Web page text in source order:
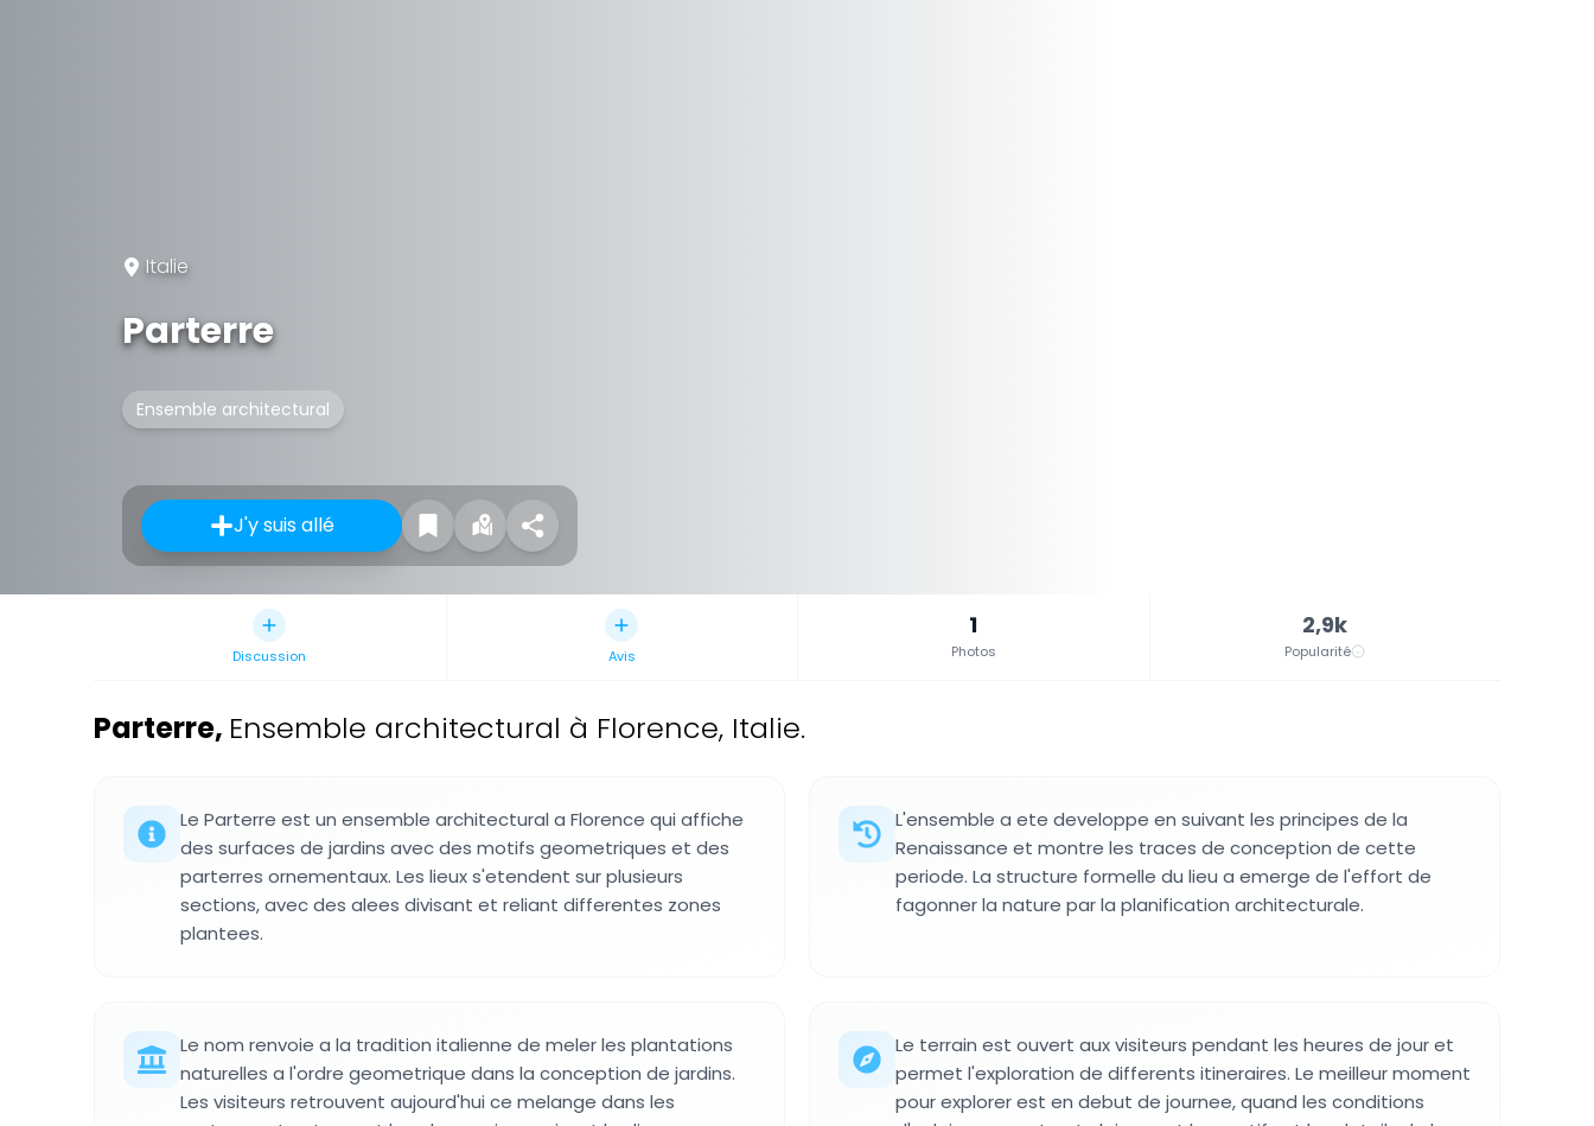
Italie
Parterre
Ensemble architectural
J'y suis allé
Discussion Avis
1
Photos
2,9k
Popularité
Parterre, Ensemble architectural à Florence, Italie.
Le Parterre est un ensemble architectural a Florence qui affiche
des surfaces de jardins avec des motifs geometriques et des
parterres ornementaux. Les lieux s'etendent sur plusieurs
sections, avec des alees divisant et reliant differentes zones
plantees.
L'ensemble a ete developpe en suivant les principes de la
Renaissance et montre les traces de conception de cette
periode. La structure formelle du lieu a emerge de l'effort de
fagonner la nature par la planification architecturale.
Le nom renvoie a la tradition italienne de meler les plantations
naturelles a l'ordre geometrique dans la conception de jardins.
Les visiteurs retrouvent aujourd'hui ce melange dans les
Le terrain est ouvert aux visiteurs pendant les heures de jour et
permet l'exploration de differents itineraires. Le meilleur moment
pour explorer est en debut de journee, quand les conditions